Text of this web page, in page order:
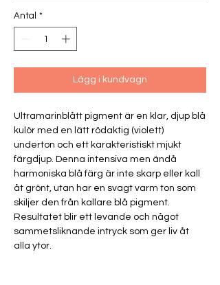
Antal *
Lägg i kundvagn
Ultramarinblått pigment är en klar, djup blå
kulör med en lätt rödaktig (violett)
underton och ett karakteristiskt mjukt
färgdjup. Denna intensiva men ändå
harmoniska blå färg är inte skarp eller kall
åt grönt, utan har en svagt varm ton som
skiljer den från kallare blå pigment.
Resultatet blir ett levande och något
sammetsliknande intryck som ger liv åt
alla ytor.